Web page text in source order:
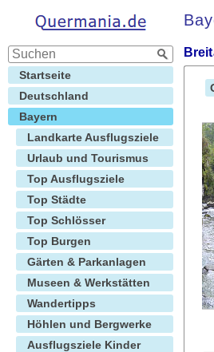
Startseite
Deutschland
Bayern
Landkarte Ausflugsziele
Urlaub und Tourismus
Top Ausflugsziele
Top Städte
Top Schlösser
Top Burgen
Gärten & Parkanlagen
Museen & Werkstätten
Wandertipps
Höhlen und Bergwerke
Ausflugsziele Kinder